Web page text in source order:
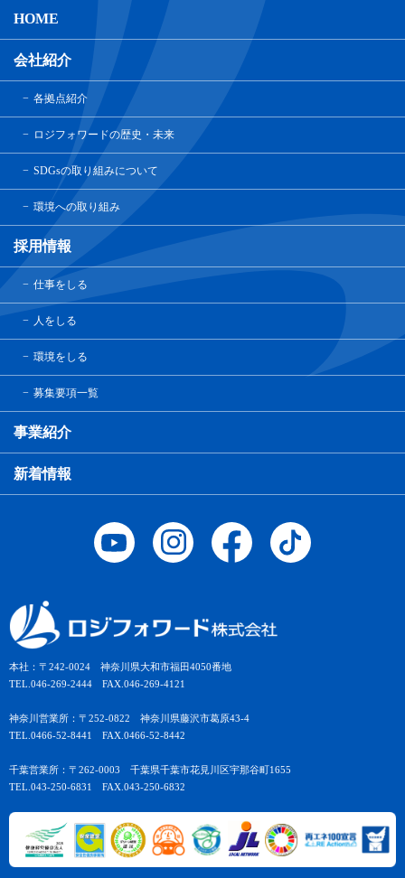
本社：〒242-0024 神奈川県大和市福田4050番地
TEL.046-269-2444 FAX.046-269-4121
神奈川営業所：〒252-0822 神奈川県藤沢市葛原43-4
TEL.0466-52-8441 FAX.0466-52-8442
千葉営業所：〒262-0003 千葉県千葉市花見川区宇那谷町1655
TEL.043-250-6831 FAX.043-250-6832
HOME
会社紹介
各拠点紹介
ロジフォワードの歴史・未来
SDGsの取り組みについて
環境への取り組み
採用情報
仕事をしる
人をしる
環境をしる
募集要項一覧
事業紹介
新着情報